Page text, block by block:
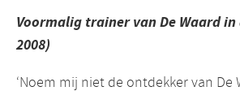
Voormalig trainer van De Waard
2008)
‘Noem mij niet de ontdekker van De